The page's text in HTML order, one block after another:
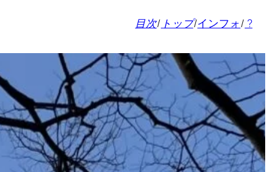
目次/ トップ/インフォ/ ?